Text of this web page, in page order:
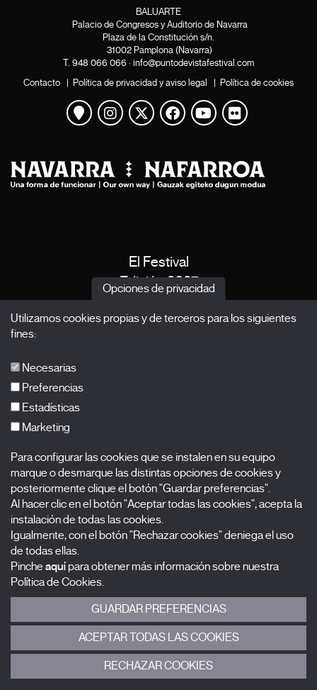
BALUARTE
Palacio de Congresos y Auditorio de Navarra
Plaza de la Constitución s/n.
31002 Pamplona (Navarra)
T. 948 066 066 · info@puntodevistafestival.com
Contacto | Política de privacidad y aviso legal | Política de cookies
Ver mapa
Instagram
Twitter
Facebook
Youtube
Flickr
El Festival
Edición 2027
Acreditaciones
Nombre
Apellidos
Correo electrónico
Selecciona una categoría
0 listas seleccionadas
Acepto términos, condiciones ypolítica de privacidad
Opciones de privacidad
Utilizamos cookies propias y de terceros para los siguientes
fines:
Necesarias
Preferencias
Estadísticas
Marketing
Para configurar las cookies que se instalen en su equipo
marque o desmarque las distintas opciones de cookies y
posteriormente clique el botón "Guardar preferencias".
Al hacer clic en el botón "Aceptar todas las cookies", acepta la
instalación de todas las cookies.
Igualmente, con el botón "Rechazar cookies" deniega el uso
de todas ellas.
Pinche aquí para obtener más información sobre nuestra
Política de Cookies.
GUARDAR PREFERENCIAS
ACEPTAR TODAS LAS COOKIES
RECHAZAR COOKIES